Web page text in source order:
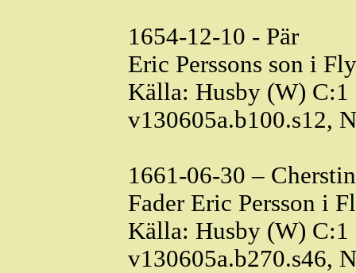
1654-12-10 - Pär
Eric Perssons son i
Källa: Husby (W)
v130605a.b100.s12,
1661-06-30 – Cherstin
Fader Eric Persson i
Källa: Husby (W)
v130605a.b270.s46,